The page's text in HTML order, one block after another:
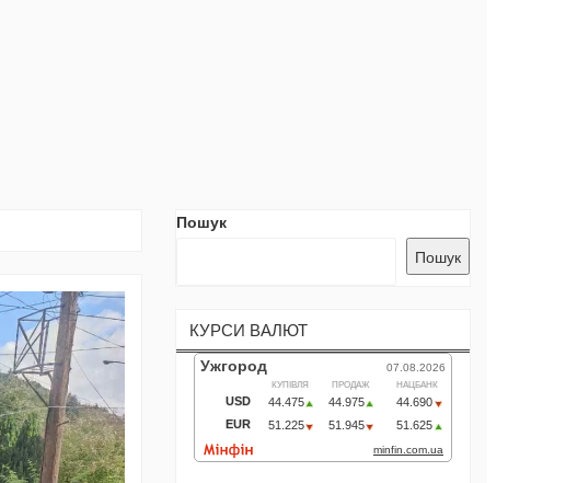
Пошук
Пошук
КУРСИ ВАЛЮТ